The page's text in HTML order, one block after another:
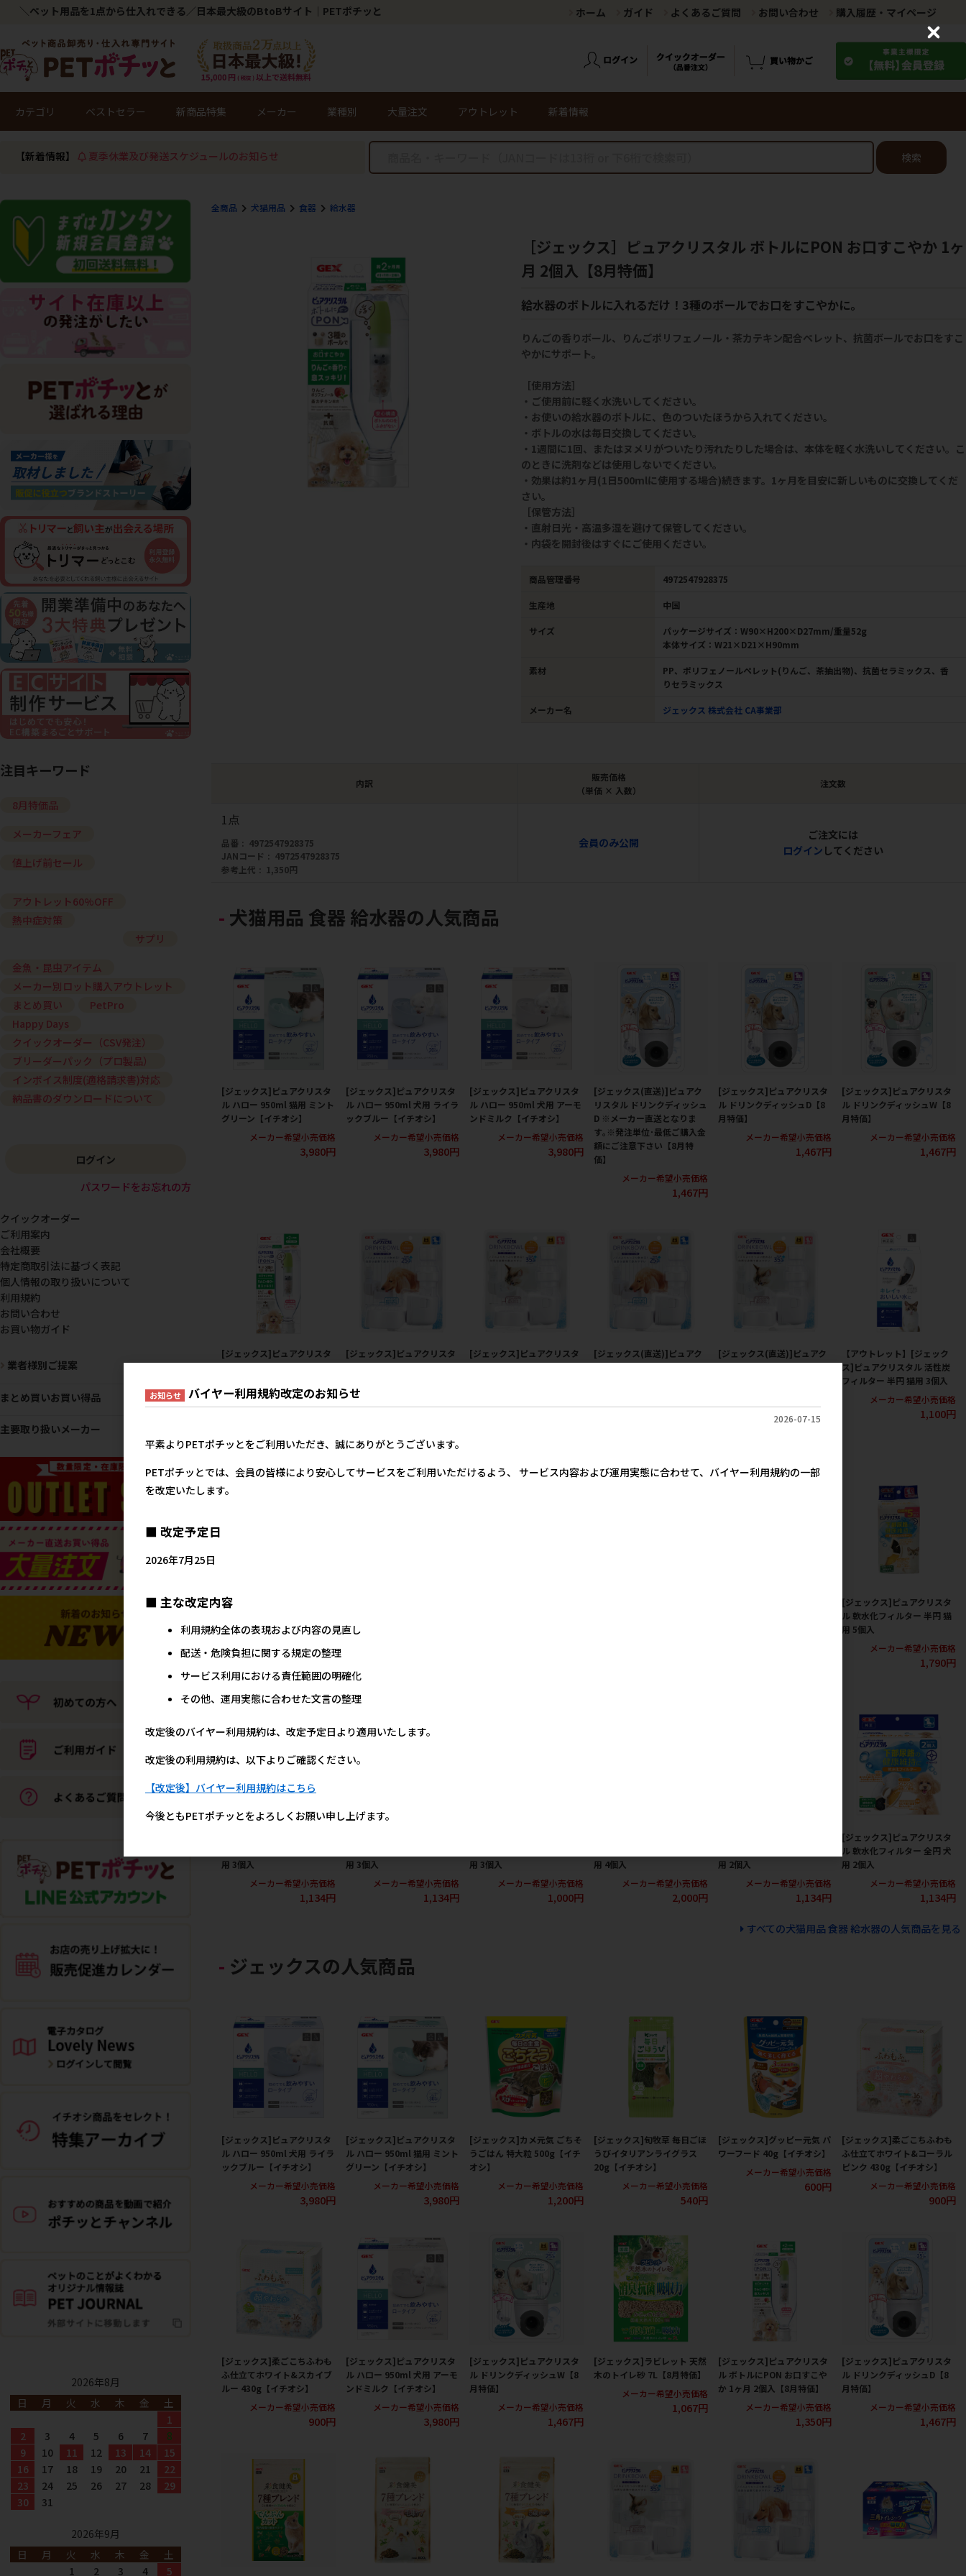
＼ペット用品を1点から仕入れできる／日本最大級のBtoBサイト｜PETポチッと ホーム ガイド よくあるご質問 お問い合わせ 購入履歴・マイページ
カテゴリ ベストセラー 新商品特集 メーカー 業種別 大量注文 アウトレット 新着情報
【新着情報】 夏季休業及び発送スケジュールのお知らせ 検索
全商品 犬猫用品 食器 給水器
［ジェックス］ピュアクリスタル ボトルにPON お口すこやか 1ヶ
月 2個入【8月特価】
給水器のボトルに入れるだけ！3種のボールでお口をすこやかに。
りんごの香りボール、りんごポリフェノール・茶カテキン配合ペレット、抗菌ボールでお口をすこ
やかにサポート。
［使用方法］
・ご使用前に軽く水洗いしてください。
・お使いの給水器のボトルに、色のついたほうから入れてください。
・ボトルの水は毎日交換してください。
・1週間に1回、またはヌメリがついたり汚れたりした場合は、本体を軽く水洗いしてください。こ
のときに洗剤などは使用しないでください。
・効果は約1ヶ月(1日500mlに使用する場合)続きます。1ヶ月を目安に新しいものに交換してくだ
さい。
［保管方法］
・直射日光・高温多湿を避けて保管してください。
・内袋を開封後はすぐにご使用ください。
商品管理番号 4972547928375
生産地 中国
サイズ
パッケージサイズ：W90×H200×D27mm/重量52g
本体サイズ：W21×D21×H90mm
素材
PP、ポリフェノールペレット(りんご、茶抽出物)、抗菌セラミックス、香
りセラミックス
メーカー名 ジェックス 株式会社 CA事業部
内訳
販売価格
（単価 × 入数）
注文数
1点
品番
4972547928375
JANコード
4972547928375
参考上代
1,350円
会員のみ公開
ご注文には
ログイン してください
犬猫用品 食器 給水器の人気商品
[ジェックス]ピュアクリスタ
ル ハロー 950ml 猫用 ミント
グリーン【イチオシ】
メーカー希望小売価格
3,980円
[ジェックス]ピュアクリスタ
ル ハロー 950ml 犬用 ライラ
ックブルー【イチオシ】
メーカー希望小売価格
3,980円
[ジェックス]ピュアクリスタ
ル ハロー 950ml 犬用 アーモ
ンドミルク【イチオシ】
メーカー希望小売価格
3,980円
[ジェックス(直送)]ピュアク
リスタル ドリンクディッシュ
D ※メーカー直送となりま
す｡※発注単位･最低ご購入金
額にご注意下さい【8月特
価】
メーカー希望小売価格
1,467円
[ジェックス]ピュアクリスタ
ル ドリンクディッシュD【8
月特価】
メーカー希望小売価格
1,467円
[ジェックス]ピュアクリスタ
ル ドリンクディッシュW【8
月特価】
メーカー希望小売価格
1,467円
[ジェックス]ピュアクリスタ
ル ボトルにPON お口すこや
メーカー希望小売価格
[ジェックス]ピュアクリスタ
ル ドリンクボウル 犬用【8月
[ジェックス]ピュアクリスタ
ル ドリンクボウル 猫用【8月
[ジェックス(直送)]ピュアク
リスタルドリンクボウル犬用
にご注意下さい【8月特価】
[ジェックス(直送)]ピュアク
リスタルドリンクボウル猫用
にご注意下さい【8月特価】
メーカー希望小売価格
【アウトレット】[ジェック
ス]ピュアクリスタル 活性炭
フィルター 半円 猫用 3個入
メーカー希望小売価格
1,100円
【アウトレット】[マルカ
サーバーどこでもファウンテ
メーカー希望小売価格
1,380円
ニ ミニ用交換フィルターセ
[ジェックス]ピュアクリスタ
ル 軟水化フィルター 半円 猫
用 5個入
メーカー希望小売価格
1,790円
用 3個入
メーカー希望小売価格
1,134円
用 3個入
メーカー希望小売価格
1,134円
用 3個入
メーカー希望小売価格
1,000円
用 4個入
メーカー希望小売価格
2,000円
用 2個入
メーカー希望小売価格
1,134円
[ジェックス]ピュアクリスタ
ル 軟水化フィルター 全円 犬
用 2個入
メーカー希望小売価格
1,134円
すべての犬猫用品 食器 給水器の人気商品を見る
ジェックスの人気商品
[ジェックス]ピュアクリスタ
ル ハロー 950ml 犬用 ライラ
ックブルー【イチオシ】
メーカー希望小売価格
3,980円
[ジェックス]ピュアクリスタ
ル ハロー 950ml 猫用 ミント
グリーン【イチオシ】
メーカー希望小売価格
3,980円
[ジェックス]カメ元気 ごちそ
うごはん 特大粒 500g【イチ
オシ】
メーカー希望小売価格
1,200円
[ジェックス]旬牧草 毎日ごほ
うびイタリアンライグラス
20g【イチオシ】
メーカー希望小売価格
540円
[ジェックス]グッピー元気 パ
ワーフード 40g【イチオシ】
メーカー希望小売価格
600円
[ジェックス]柔ごこちふわも
ふ仕立てホワイト&コーラル
ピンク 430g【イチオシ】
メーカー希望小売価格
900円
[ジェックス]柔ごこちふわも
ふ仕立てホワイト&スカイブ
ルー 430g【イチオシ】
メーカー希望小売価格
900円
[ジェックス]ピュアクリスタ
ル ハロー 950ml 犬用 アーモ
ンドミルク【イチオシ】
メーカー希望小売価格
3,980円
[ジェックス]ピュアクリスタ
ル ドリンクディッシュW【8
月特価】
メーカー希望小売価格
1,467円
[ジェックス]ラビレット 天然
木のトイレ砂 7L【8月特価】
メーカー希望小売価格
1,067円
[ジェックス]ピュアクリスタ
ル ボトルにPON お口すこや
か 1ヶ月 2個入【8月特価】
メーカー希望小売価格
1,350円
[ジェックス]ピュアクリスタ
ル ドリンクディッシュD【8
月特価】
メーカー希望小売価格
1,467円
注目キーワード
8月特価品
メーカーフェア
値上げ前セール
アウトレット60%OFF
熱中症対策
サプリ
金魚・昆虫アイテム
メーカー別ロット購入アウトレット
まとめ買い
PetPro
Happy Days
クイックオーダー（CSV発注）
ブリーダーパック（プロ製品）
インボイス制度(適格請求書)対応
納品書のダウンロードについて
ログイン
パスワードをお忘れの方
クイックオーダー
ご利用案内
会社概要
特定商取引法に基づく表記
個人情報の取り扱いについて
利用規約
お問い合わせ
お買い物ガイド
業者様別ご提案
まとめ買いお買い得品
主要取り扱いメーカー
2026年8月
日
月 火 水 木 金
土
1
2
3 4 5 6 7
8
9
10 11 12 13 14
15
16
17 18 19 20 21
22
23
24 25 26 27 28
29
30
31
2026年9月
日
月 火 水 木 金
土
1
2 3 4 5
お知らせ バイヤー利用規約改定のお知らせ
2026-07-15
平素よりPETポチッとをご利用いただき、誠にありがとうございます。
PETポチッとでは、会員の皆様により安心してサービスをご利用いただけるよう、 サービス内容および運用実態に合わせて、バイヤー利用規約の一部
を改定いたします。
■ 改定予定日
2026年7月25日
■ 主な改定内容
利用規約全体の表現および内容の見直し
配送・危険負担に関する規定の整理
サービス利用における責任範囲の明確化
その他、運用実態に合わせた文言の整理
改定後のバイヤー利用規約は、改定予定日より適用いたします。
改定後の利用規約は、以下よりご確認ください。
【改定後】バイヤー利用規約はこちら
今後ともPETポチッとをよろしくお願い申し上げます。
C
o
s
e